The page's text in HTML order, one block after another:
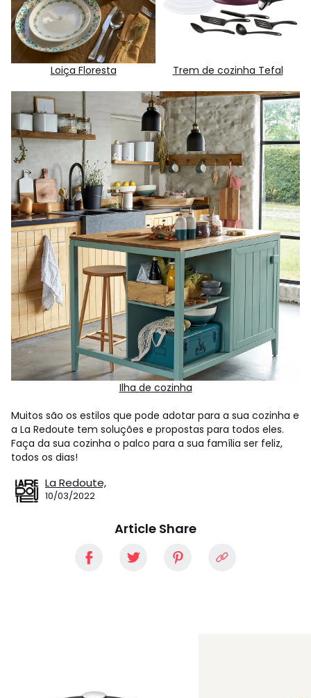
Loiça Floresta Trem de cozinha Tefal
Ilha de cozinha
Muitos são os estilos que pode adotar para a sua cozinha e
a La Redoute tem soluções e propostas para todos eles.
Faça da sua cozinha o palco para a sua família ser feliz,
todos os dias!
La Redoute,
10/03/2022
Article Share